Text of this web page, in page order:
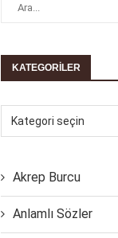
KATEGORILER
Akrep Burcu
Anlamlı Sözler